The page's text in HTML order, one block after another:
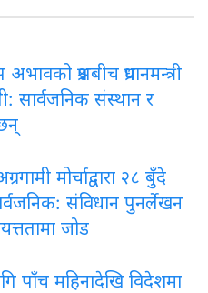
प्रश्नबीच प्रधानमन्त्री
सार्वजनिक संस्थान र
मोर्चाद्वारा २८ बुँदे
संविधान पुनर्लेखन
जोड
पाँच महिनादेखि विदेशमा